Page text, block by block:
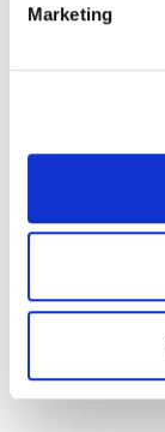
Marketing